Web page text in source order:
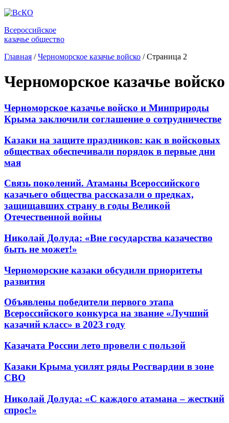
Всероссийское
казачье общество
Главная / Черноморское казачье войско /Страница 2
Черноморское казачье войско
Черноморское казачье войско и Минприроды
Крыма заключили соглашение о сотрудничестве
Казаки на защите праздников: как в войсковых
обществах обеспечивали порядок в первые дни
мая
Связь поколений. Атаманы Всероссийского
казачьего общества рассказали о предках,
защищавших страну в годы Великой
Отечественной войны
Николай Долуда: «Вне государства казачество
быть не может!»
Черноморские казаки обсудили приоритеты
развития
Объявлены победители первого этапа
Всероссийского конкурса на звание «Лучший
казачий класс» в 2023 году
Казачата России лето провели с пользой
Казаки Крыма усилят ряды Росгвардии в зоне
СВО
Николай Долуда: «С каждого атамана – жесткий
спрос!»